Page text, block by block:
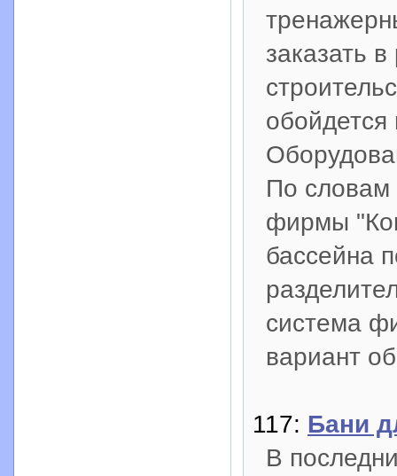
заказать
По
фирмы
бассейна
система
вариант
117: Бани
В